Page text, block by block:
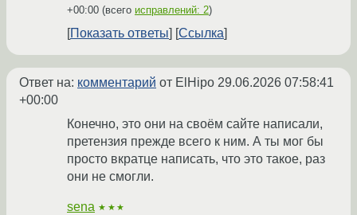
+00:00 (всего исправлений: 2)
Показать ответы Ссылка
Ответ на: комментарий от ElHipo 29.06.2026 07:58:41
+00:00
Конечно, это они на своём сайте написали,
претензия прежде всего к ним. А ты мог бы
просто вкратце написать, что это такое, раз
они не смогли.
sena ★★★